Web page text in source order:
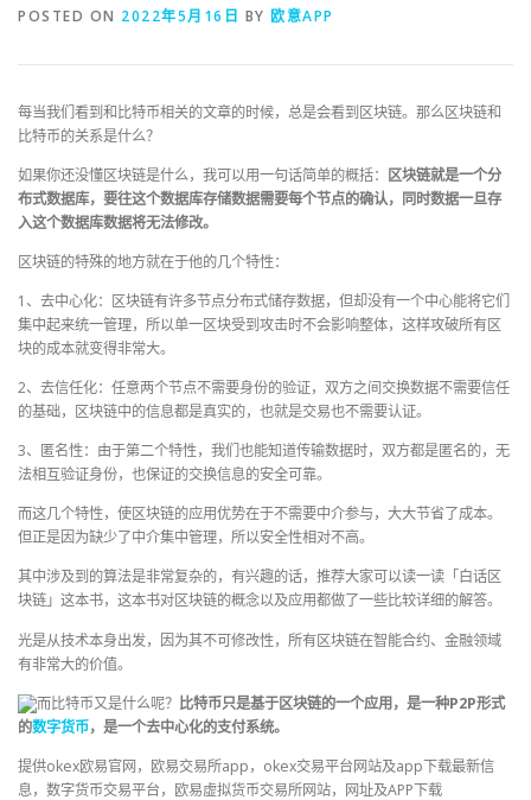
POSTED ON 2022年5月16日 BY 欧意APP
每当我们看到和比特币相关的文章的时候，总是会看到区块链。那么区块链和
比特币的关系是什么？
如果你还没懂区块链是什么，我可以用一句话简单的概括： 区块链就是一个分
布式数据库，要往这个数据库存储数据需要每个节点的确认，同时数据一旦存
入这个数据库数据将无法修改。
区块链的特殊的地方就在于他的几个特性：
1、 去中心化：区块链有许多节点分布式储存数据，但却没有一个中心能将它们
集中起来统一管理，所以单一区块受到攻击时不会影响整体，这样攻破所有区
块的成本就变得非常大。
2、去信任化：任意两个节点不需要身份的验证，双方之间交换数据不需要信任
的基础，区块链中的信息都是真实的，也就是交易也不需要认证。
3、匿名性：由于第二个特性，我们也能知道传输数据时，双方都是匿名的，无
法相互验证身份，也保证的交换信息的安全可靠。
而这几个特性，使区块链的应用优势在于不需要中介参与，大大节省了成本。
但正是因为缺少了中介集中管理，所以安全性相对不高。
其中涉及到的算法是非常复杂的，有兴趣的话，推荐大家可以读一读「白话区
块链」这本书，这本书对区块链的概念以及应用都做了一些比较详细的解答。
光是从技术本身出发，因为其不可修改性，所有区块链在智能合约、金融领域
有非常大的价值。
而比特币又是什么呢？ 比特币只是基于区块链的一个应用，是一种P2P形式
的数字货币，是一个去中心化的支付系统。
提供okex欧易官网，欧易交易所app，okex交易平台网站及app下载最新信
息，数字货币交易平台，欧易虚拟货币交易所网站，网址及APP下载